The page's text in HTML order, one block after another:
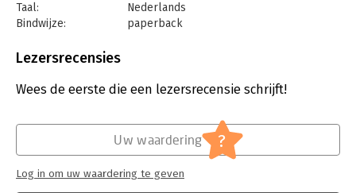
(beleids)ambtenaren en adviseurs die werkzaam zijn binnen de
gemeentelijke belastingheffing en de uitvoering van de Wet
krijgen in de systematiek van gemeentelijke belastingen en de
toepassing van de WOZ in de praktijk.
Compendium Gemeentelijke belastingen en de Wet WOZ in het
Compleet overzicht van gemeentelijke belastingen en
Wet WOZ
Systematische opbouw gebaseerd op wetgeving
Taal:
Nederlands
Bindwijze:
paperback
Uitgever:
Verschijningsdatum:
15-7-2026
Belastingrecht algemeen
Serie:
Lezersrecensies
Wees de eerste die een lezersrecensie schrijft!
Uw waardering ?
Log in om uw waardering te geven